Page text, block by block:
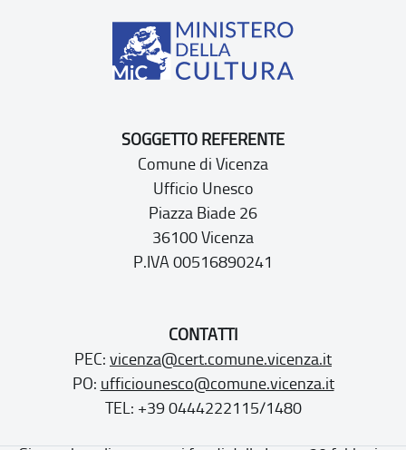
SOGGETTO REFERENTE
Comune di Vicenza
Ufficio Unesco
Piazza Biade 26
36100 Vicenza
P.IVA 00516890241
CONTATTI
PEC: vicenza@cert.comune.vicenza.it
PO: ufficiounesco@comune.vicenza.it
TEL: +39 0444222115/1480